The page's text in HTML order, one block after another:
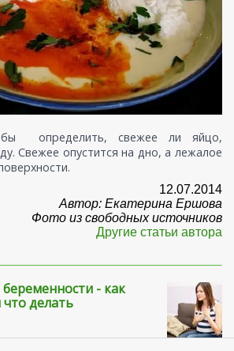
определить, свежее ли яйцо,
Свежее опустится на дно, а лежалое
12.07.2014
Автор: Екатерина Ершова
Фото из свободных источников
Другие статьи автора
- как
делать